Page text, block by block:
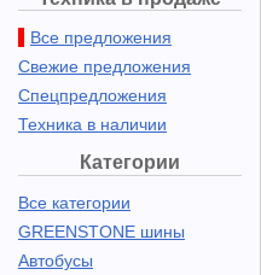
Все предложения
Свежие предложения
Спецпредложения
Техника в наличии
Категории
Все категории
GREENSTONE шины
Автобусы